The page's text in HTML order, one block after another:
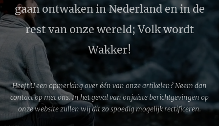
gaan ontwaken in Nederland en in de
rest van onze wereld; Volk wordt
Wakker!
Heeft U een opmerking over één van onze artikelen? Neem dan
contact op met ons. In het geval van onjuiste berichtgevingen op
onze website zullen wij dit zo spoedig mogelijk rectificeren.